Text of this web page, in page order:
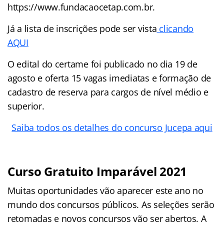
https://www.fundacaocetap.com.br.
Já a lista de inscrições pode ser vista clicando
AQUI
O edital do certame foi publicado no dia 19 de
agosto e oferta 15 vagas imediatas e formação de
cadastro de reserva para cargos de nível médio e
superior.
Saiba todos os detalhes do concurso Jucepa aqui
Curso Gratuito Imparável 2021
Muitas oportunidades vão aparecer este ano no
mundo dos concursos públicos. As seleções serão
retomadas e novos concursos vão ser abertos. A